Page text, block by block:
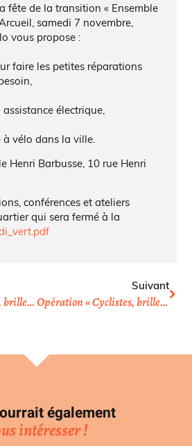
fête de la transition « Ensemble
samedi 7 novembre,
vous propose :
faire les petites réparations
assistance électrique,
vélo dans la ville.
Henri Barbusse, 10 rue Henri
conférences et ateliers
qui sera fermé à la
Opération « Cyclistes, brillez » à Colombes
Suivant
Opération « Cyclistes, brillez ! » à Paris dans le 13e
également
intéresser !